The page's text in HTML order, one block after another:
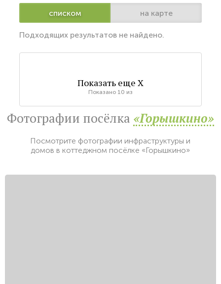
списком на карте
Подходящих результатов не найдено.
Показать еще X
Показано 10 из
Фотографии посёлка «Горышкино»
Посмотрите фотографии инфраструктуры и
домов в коттеджном посёлке «Горышкино»